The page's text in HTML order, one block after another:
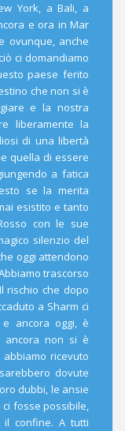
York, a Bali, a
e ora in Mar
ovunque, anche
ci domandiamo
paese ferito
che non si è
e la nostra
liberamente la
di una libertà
quella di essere
a fatica
se la merita
esistito e tanto
con le sue
silenzio del
oggi attendono
trascorso
rischio che dopo
a Sharm ci
ancora oggi, è
ancora non si è
abbiamo ricevuto
dovute
dubbi, le ansie
fosse possibile,
il confine. A tutti